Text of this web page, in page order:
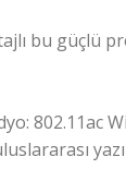
bu güçlü
802.11ac